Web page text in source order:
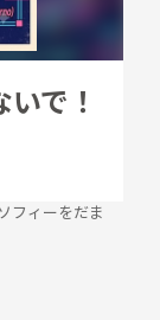
で！
ソフィーをだま